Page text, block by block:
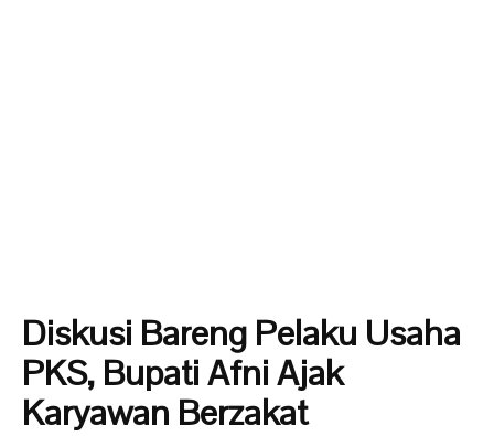
Diskusi Bareng Pelaku Usaha
PKS, Bupati Afni Ajak
Karyawan Berzakat